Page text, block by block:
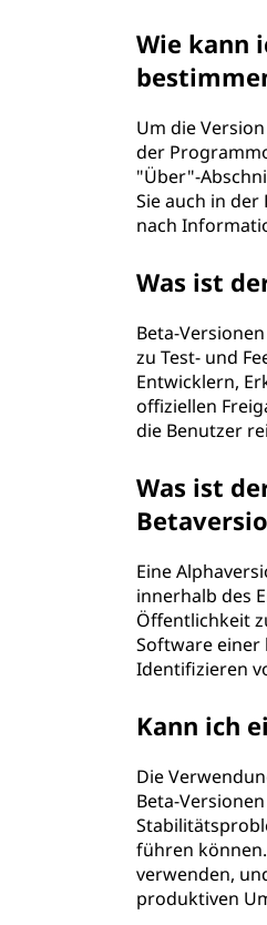
Wie kann
Um die
der
"Über"-
Sie auch in
nach
Was ist
Beta-
zu Test- und
Entwicklern,
offiziellen
die Benutzer
Was ist
Eine
innerhalb des
Öffentlichkeit
Software einer
Identifizieren
Kann ich
Die
Beta-
führen
verwenden,
produktiven